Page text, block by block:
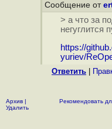
Сообщение от
> а что за
негуглится
https://
yuriev/
Ответить
Архив |
Удалить
Рекомендовать